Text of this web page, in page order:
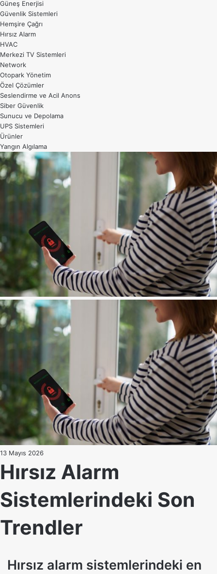
Güneş Enerjisi
Güvenlik Sistemleri
Hemşire Çağrı
Hırsız Alarm
HVAC
Merkezi TV Sistemleri
Network
Otopark Yönetim
Özel Çözümler
Seslendirme ve Acil Anons
Siber Güvenlik
Sunucu ve Depolama
UPS Sistemleri
Ürünler
Yangın Algılama
13 Mayıs 2026
Hırsız Alarm
Sistemlerindeki Son
Trendler
Hırsız alarm sistemlerindeki en